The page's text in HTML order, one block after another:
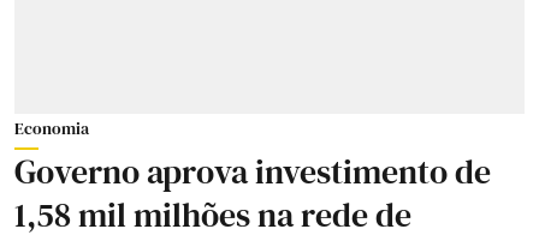
Economia
Governo aprova investimento de
1,58 mil milhões na rede de